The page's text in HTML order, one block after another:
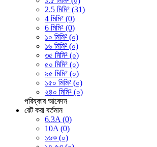
2.5 মিমি² (31)
4 মিমি² (0)
6 মিমি² (0)
১০ মিমি² (০)
১৬ মিমি² (০)
৩৫ মিমি² (০)
৫০ মিমি² (০)
৯৫ মিমি² (০)
১৫০ মিমি² (০)
২৪০ মিমি² (০)
পরিষ্কার আবেদন
রেট করা বর্তমান
6.3A (0)
10A (0)
১৬ক (০)